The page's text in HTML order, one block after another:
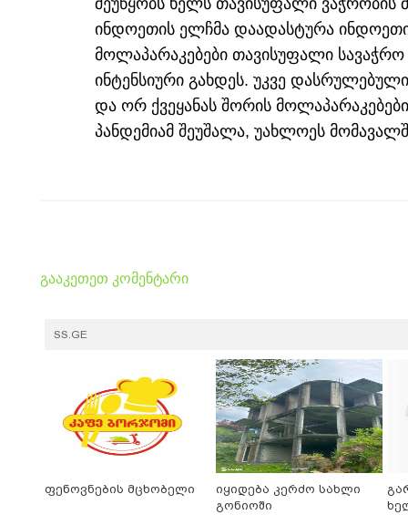
შეუწყობს ხელს თავისუფალი ვაჭრობის
ინდოეთის ელჩმა დაადასტურა
მოლაპარაკებები თავისუფალი სავაჭრო
ინტენსიური გახდეს. უკვე
და ორ ქვეყანას შორის
პანდემიამ შეუშალა, უახლოეს
გააკეთეთ კომენტარი
SS.GE
ფენოვნების მცხობელი
იყიდება კერძო სახლი
გონიოში